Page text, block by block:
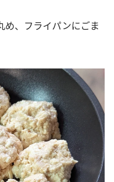
、フライパンにごま